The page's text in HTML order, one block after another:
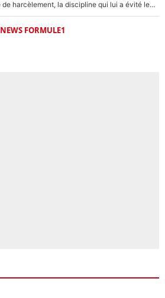
F1 - Lewis Hamilton victime de harcèlement, la discipline qui lui a évité le pire : «J'aurais probablement mal tourné»
NEWS FORMULE1